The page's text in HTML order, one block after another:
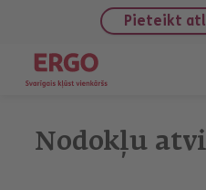
Pieteikt
Nodokļu